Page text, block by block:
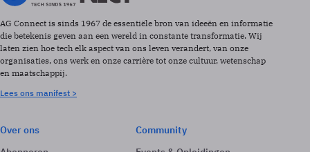
AG Connect is sinds 1967 de essentiële bron van ideeën en informatie
die betekenis geven aan een wereld in constante transformatie. Wij
laten zien hoe tech elk aspect van ons leven verandert, van onze
organisaties, ons werk en onze carrière tot onze cultuur, wetenschap
en maatschappij.
Lees ons manifest >
Over ons
Community